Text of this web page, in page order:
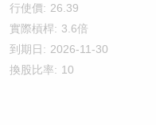
行使價: 26.39
實際槓桿: 3.6倍
到期日: 2026-11-30
換股比率: 10